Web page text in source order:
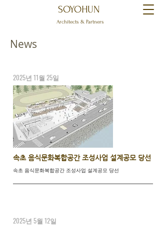
SOYOHUN
Architects & Partners
News
2025년 11월 25일
속초 음식문화복합공간 조성사업 설계공모 당선
속초 음식문화복합공간 조성사업 설계공모 당선
2025년 5월 12일